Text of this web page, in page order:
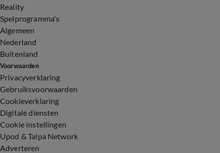
Reality
Spelprogramma's
Algemeen
Nederland
Buitenland
Voorwaarden
Privacyverklaring
Gebruiksvoorwaarden
Cookieverklaring
Digitale diensten
Cookie instellingen
Upod & Talpa Network
Adverteren